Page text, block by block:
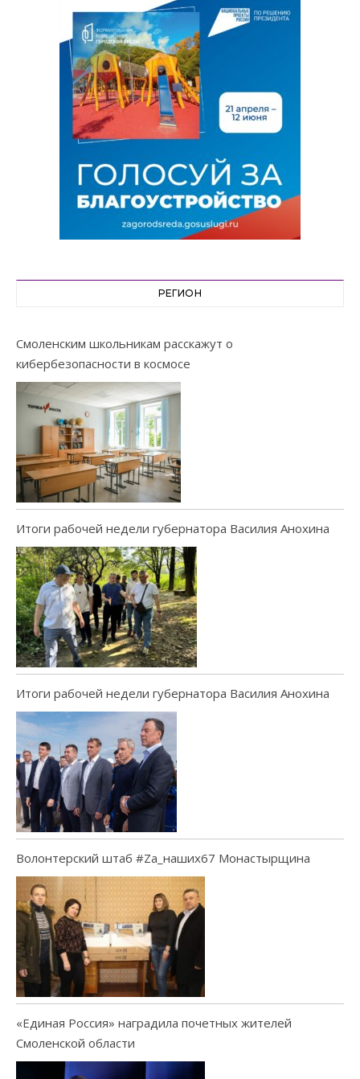
РЕГИОН
Смоленским школьникам расскажут о
кибербезопасности в космосе
Итоги рабочей недели губернатора Василия Анохина
Итоги рабочей недели губернатора Василия Анохина
Волонтерский штаб #Za_наших67 Монастырщина
«Единая Россия» наградила почетных жителей
Смоленской области